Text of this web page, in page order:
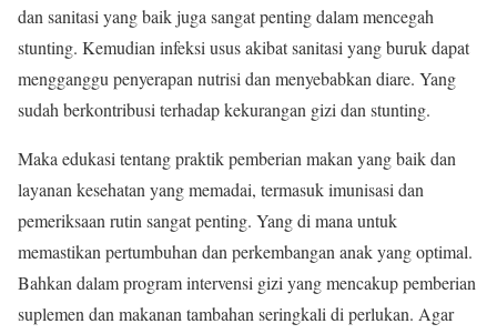
dan sanitasi yang baik juga sangat penting dalam mencegah
stunting. Kemudian infeksi usus akibat sanitasi yang buruk dapat
mengganggu penyerapan nutrisi dan menyebabkan diare. Yang
sudah berkontribusi terhadap kekurangan gizi dan stunting.
Maka edukasi tentang praktik pemberian makan yang baik dan
layanan kesehatan yang memadai, termasuk imunisasi dan
pemeriksaan rutin sangat penting. Yang di mana untuk
memastikan pertumbuhan dan perkembangan anak yang optimal.
Bahkan dalam program intervensi gizi yang mencakup pemberian
suplemen dan makanan tambahan seringkali di perlukan. Agar